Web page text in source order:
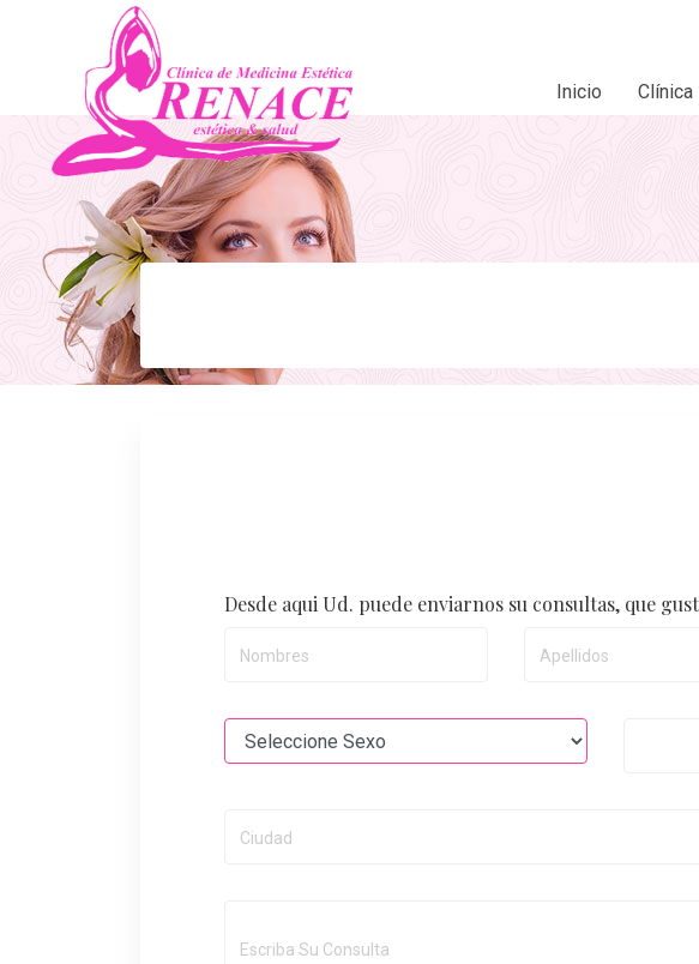
Inicio Clínica
Desde aqui Ud. puede enviarnos su consultas, que